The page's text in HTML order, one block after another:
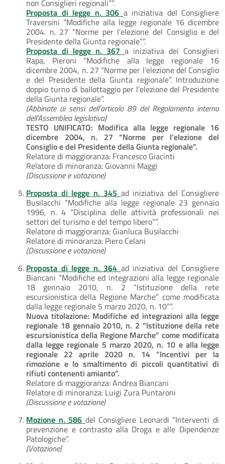
non Consiglieri regionali””.
Proposta di legge n. 306 a iniziativa del Consigliere
Traversini “Modifiche alla legge regionale 16 dicembre
2004. n. 27 “Norme per l'elezione del Consiglio e del
Presidente della Giunta regionale””.
Proposta di legge n. 367 a iniziativa dei Consiglieri
Rapa, Pieroni “Modifiche alla legge regionale 16
dicembre 2004, n. 27 “Norme per l'elezione del Consiglio
e del Presidente della Giunta regionale”. Introduzione
doppio turno di ballottaggio per l’elezione del Presidente
della Giunta regionale”.
(Abbinate ai sensi dell’articolo 89 del Regolamento interno
dell’Assemblea legislativa)
TESTO UNIFICATO: Modifica alla legge regionale 16
dicembre 2004, n. 27 “Norme per l’elezione del
Consiglio e del Presidente della Giunta regionale”.
Relatore di maggioranza: Francesco Giacinti
Relatore di minoranza: Giovanni Maggi
(Discussione e votazione)
Proposta di legge n. 345 ad iniziativa del Consigliere
Busilacchi “Modifiche alla legge regionale 23 gennaio
1996, n. 4 “Disciplina delle attività professionali nei
settori del turismo e del tempo libero””.
Relatore di maggioranza: Gianluca Busilacchi
Relatore di minoranza: Piero Celani
(Discussione e votazione)
Proposta di legge n. 364 ad iniziativa del Consigliere
Biancani “Modifiche ed integrazioni alla legge regionale
18 gennaio 2010, n. 2 “Istituzione della rete
escursionistica della Regione Marche” come modificata
dalla legge regionale 5 marzo 2020, n. 10””.
Nuova titolazione: Modifiche ed integrazioni alla legge
regionale 18 gennaio 2010, n. 2 “Istituzione della rete
escursionistica della Regione Marche” come modificata
dalla legge regionale 5 marzo 2020, n. 10 e alla legge
regionale 22 aprile 2020 n. 14 “Incentivi per la
rimozione e lo smaltimento di piccoli quantitativi di
rifiuti contenenti amianto”.
Relatore di maggioranza: Andrea Biancani
Relatore di minoranza: Luigi Zura Puntaroni
(Discussione e votazione)
Mozione n. 586 del Consigliere Leonardi “Interventi di
prevenzione e contrasto alla Droga e alle Dipendenze
Patologiche”.
(Votazione)